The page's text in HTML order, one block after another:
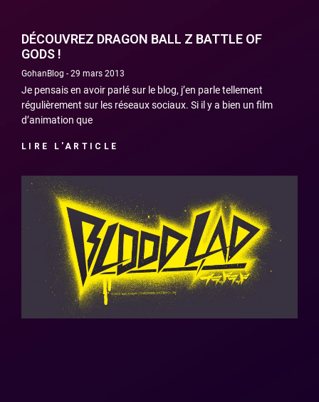
DÉCOUVREZ DRAGON BALL Z BATTLE OF
GODS !
GohanBlog 29 mars 2013
Je pensais en avoir parlé sur le blog, j’en parle tellement
régulièrement sur les réseaux sociaux. Si il y a bien un film
d’animation que
LIRE L'ARTICLE